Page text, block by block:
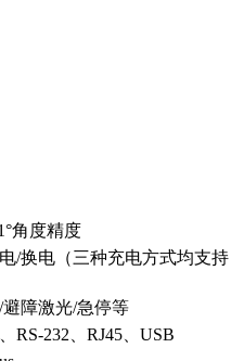
角度精度
/换电（三种充电方式均支持
障激光/急停等
RS-232、RJ45、USB